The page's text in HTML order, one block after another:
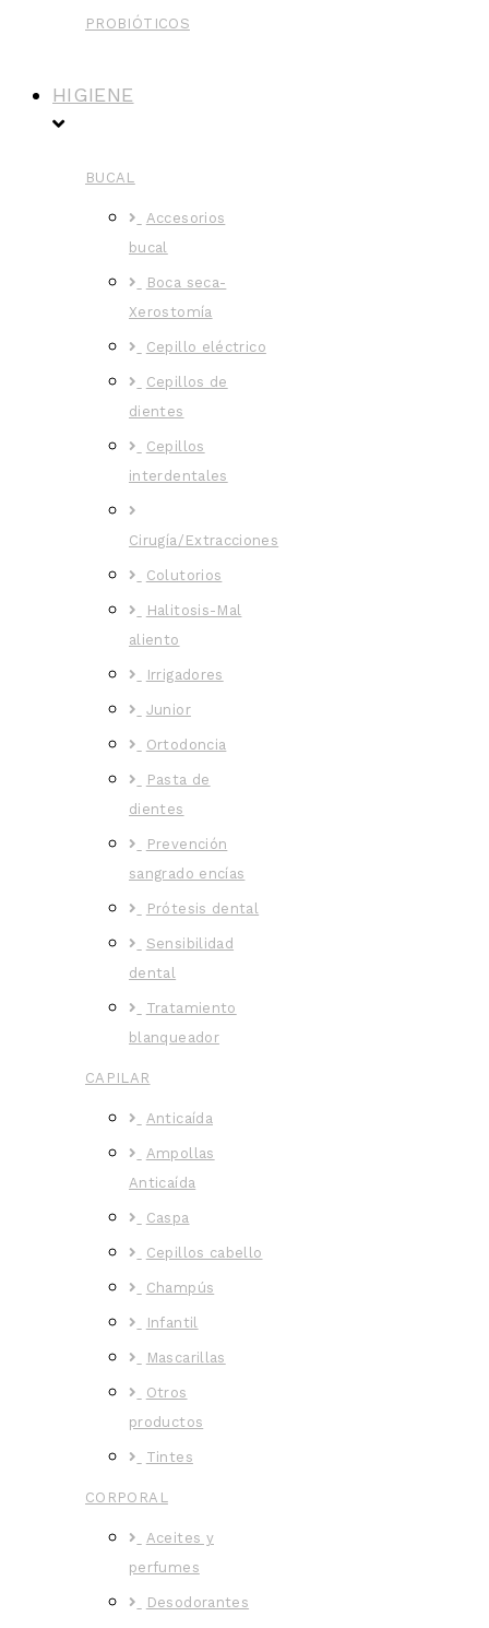
PROBIÓTICOS
HIGIENE
BUCAL
Accesorios
bucal
Boca seca-
Xerostomía
Cepillo eléctrico
Cepillos de
dientes
Cepillos
interdentales
Cirugía/Extracciones
Colutorios
Halitosis-Mal
aliento
Irrigadores
Junior
Ortodoncia
Pasta de
dientes
Prevención
sangrado encías
Prótesis dental
Sensibilidad
dental
Tratamiento
blanqueador
CAPILAR
Anticaída
Ampollas
Anticaída
Caspa
Cepillos cabello
Champús
Infantil
Mascarillas
Otros
productos
Tintes
CORPORAL
Aceites y
perfumes
Desodorantes